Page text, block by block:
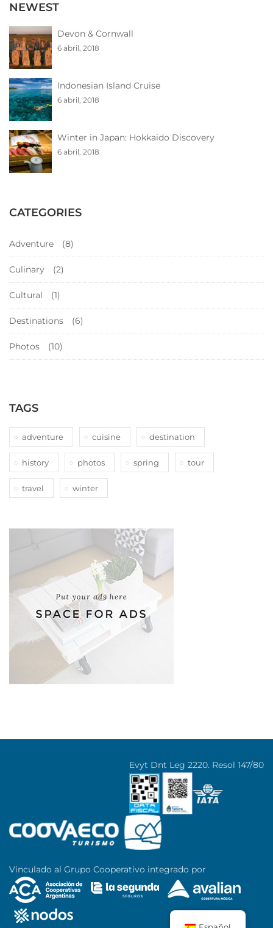
NEWEST
Devon & Cornwall
6 abril, 2018
Indonesian Island Cruise
6 abril, 2018
Winter in Japan: Hokkaido Discovery
6 abril, 2018
CATEGORIES
Adventure (8)
Culinary (2)
Cultural (1)
Destinations (6)
Photos (10)
TAGS
adventure cuisine destination
history photos spring tour
travel winter
Evyt Dnt Leg 2220. Resol 147/80
Vinculado al Grupo Cooperativo integrado por